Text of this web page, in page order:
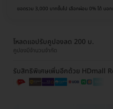
ยอดรวม 3,000 บาทขึ้นไป เลือกผ่อน 0% ได้ บอก
โหลดแอปรับคูปองลด 200 บ.
คูปองมีจำนวนจำกัด
รับสิทธิพิเศษเพิ่มอีกด้วย HDmall